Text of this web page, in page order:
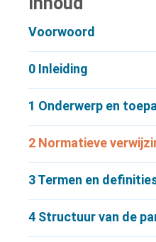
Voorwoord
0 Inleiding
1 Onderwerp en
2 Normatieve
3Termen en
4 Structuur van de